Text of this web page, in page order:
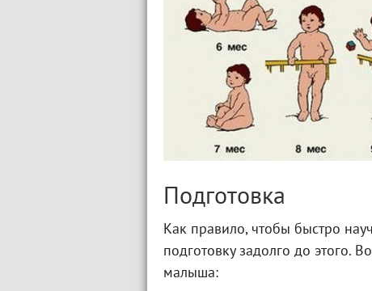
Подготовка
Как правило, чтобы быстро
подготовку задолго до этого.
малыша: